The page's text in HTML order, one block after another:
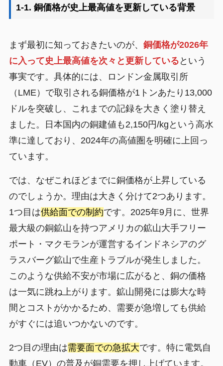
1-1. 銅価格が史上最高値を更新している背景
まず最初に知っておきたいのが、 銅価格が2026年
に入って史上最高値を次々と更新している という
事実です。具体的には、ロンドン金属取引所
（LME）で取引される銅価格が1トンあたり13,000
ドルを突破し、これまでの記録を大きく塗り替え
ました。日本国内の銅建値も2,150円/kgという高水
準に達しており、2024年の高値圏を明確に上回っ
ています。
では、なぜこれほどまでに銅価格が上昇している
のでしょうか。理由は大きく分けて2つあります。
1つ目は供給面での制約です。2025年9月に、世界
最大級の銅鉱山を持つアメリカの鉱山大手フリー
ポート・マクモランが運営するインドネシアのグ
ラスバーグ鉱山で生産トラブルが発生しました。
このような供給不安が市場に広がると、銅の価格
は一気に跳ね上がります。鉱山開発には膨大な時
間とコストがかかるため、需要が急増しても供給
がすぐには追いつかないのです。
2つ目の理由は需要面での急拡大です。特に電気自
動車（EV）の普及が銅需要を押し上げています。